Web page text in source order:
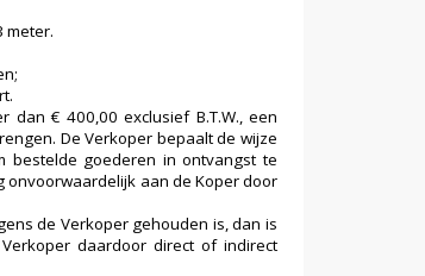
meter.
€ 400,00 exclusief B.T.W., een
De Verkoper bepaalt de wijze
bestelde goederen in ontvangst te
onvoorwaardelijk aan de Koper door
de Verkoper gehouden is, dan is
daardoor direct of indirect